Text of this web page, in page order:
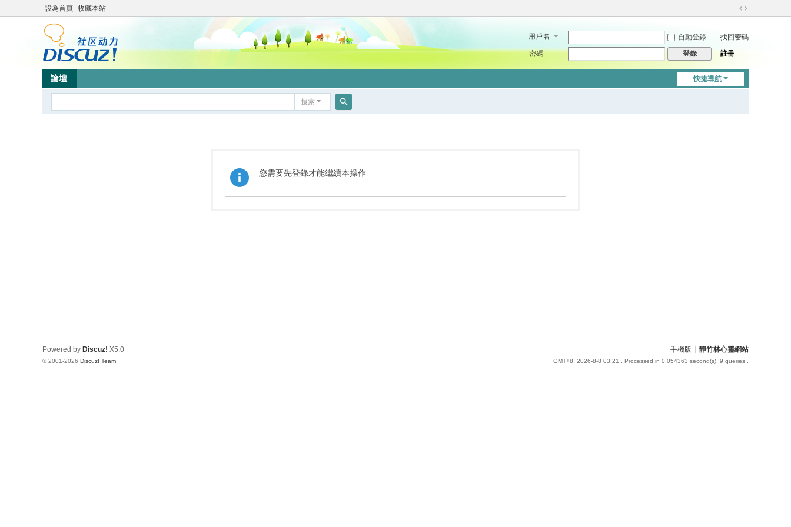
設為首頁 收藏本站
切
到
用戶名 自動登錄
找回密碼
密碼
登錄 註冊
快捷導航
論壇
搜索
您需要先登錄才能繼續本操作
手機版 靜竹林心靈網站
GMT+8, 2026-8-8 03:21 , Processed in 0.054363 second(s), 9 queries .
Powered by Discuz! X5.0
© 2001-2026 Discuz! Team